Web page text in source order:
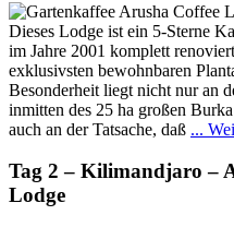
Dieses Lodge ist ein 5-Sterne
im Jahre 2001 komplett
exklusivsten bewohnbaren
Besonderheit liegt nicht nur an
inmitten des 25 ha großen
auch an der Tatsache, daß ...
Tag 2 – Kilimandjaro –
Lodge